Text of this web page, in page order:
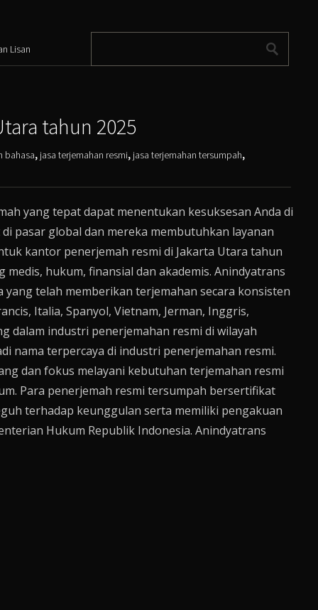
Lisan
tahun 2025
bahasa, jasa terjemahan resmi, jasa terjemahan tersumpah,
yang tepat dapat menentukan kesuksesan Anda di
pasar global dan mereka membutuhkan layanan
kantor penerjemah resmi di Jakarta Utara tahun
hukum, finansial dan akademis. Anindyatrans
telah memberikan terjemahan secara konsisten
Italia, Spanyol, Vietnam, Jerman, Inggris,
dalam industri penerjemahan resmi di wilayah
nama terpercaya di industri penerjemahan resmi.
dan fokus melayani kebutuhan terjemahan resmi
Para penerjemah resmi tersumpah bersertifikat
terhadap keunggulan serta memiliki pengakuan
Hukum Republik Indonesia. Anindyatrans